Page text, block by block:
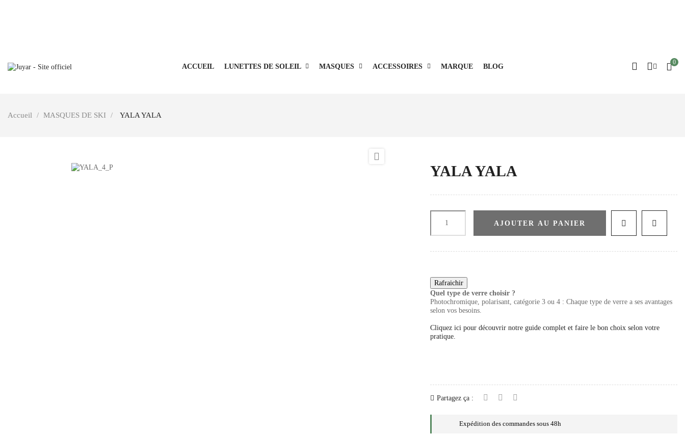
ACCUEIL LUNETTES DE SOLEIL MASQUES ACCESSOIRES MARQUE BLOG
0
Accueil MASQUES DE SKI YALA YALA

YALA YALA
AJOUTER AU PANIER
Quel type de verre choisir ?
Photochromique, polarisant, catégorie 3 ou 4 : Chaque type de verre a ses avantages
selon vos besoins.
Cliquez ici pour découvrir notre guide complet et faire le bon choix selon votre
pratique.
Partagez ça :
Expédition des commandes sous 48h